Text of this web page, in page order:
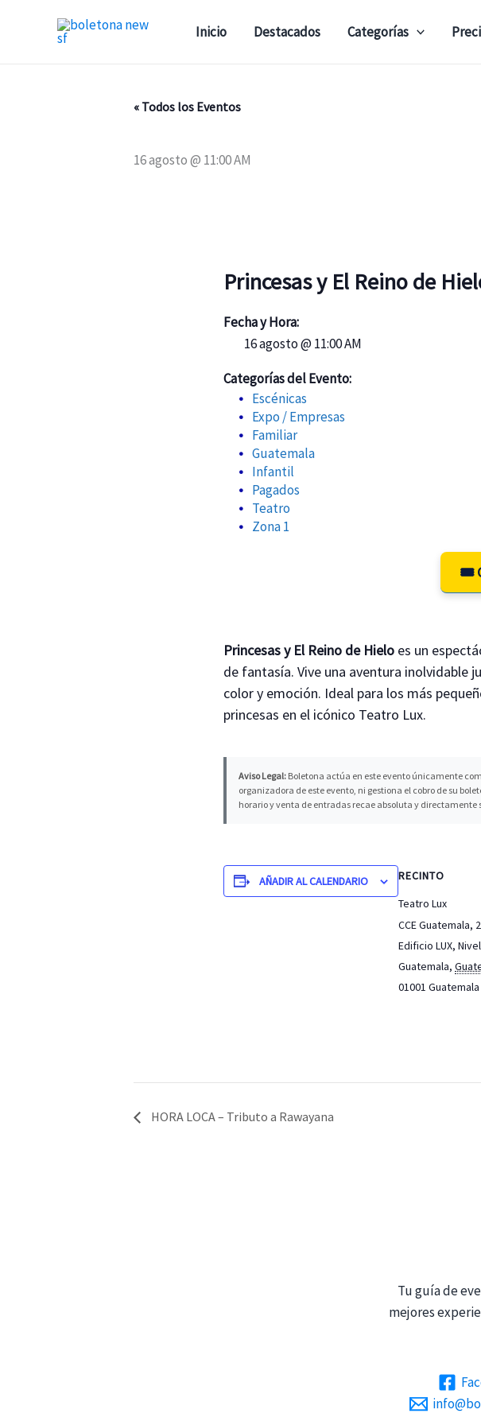
Inicio Destacados Categorías
« Todos los Eventos
16 agosto @ 11:00 AM
Princesas y El Reino de
Fecha y Hora:
16 agosto @ 11:00 AM
Categorías del Evento:
Escénicas
Expo / Empresas
Familiar
Guatemala
Infantil
Pagados
Teatro
Zona 1
🎟️
Princesas y El Reino de Hielo es un
de fantasía. Vive una aventura inolvidable
color y emoción. Ideal para los más
princesas en el icónico Teatro Lux.
Aviso Legal: Boletona actúa en este evento únicamente
organizadora de este evento, ni gestiona el cobro de su
horario y venta de entradas recae absoluta y
AÑADIR AL CALENDARIO
RECINTO
Teatro Lux
CCE Guatemala,
Edificio LUX,
Guatemala,
01001 Guatemala
HORA LOCA – Tributo a Rawayana
Tu guía de
mejores